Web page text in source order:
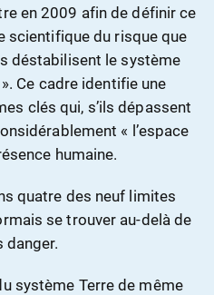
en 2009 afin de définir ce
scientifique du risque que
déstabilisent le système
Ce cadre identifie une
clés qui, s’ils dépassent
« l’espace
humaine.
quatre des neuf limites
se trouver au-delà de
danger.
système Terre de même